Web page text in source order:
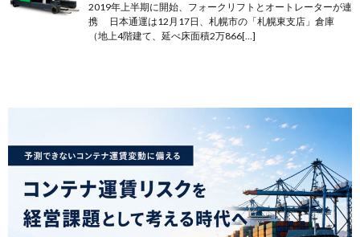
2019年上半期に開始、フォークリフトとオートレーターが連
携 日本通運は12月17日、札幌市の「札幌東支店」倉庫
（地上4階建て、延べ床面積2万866[…]